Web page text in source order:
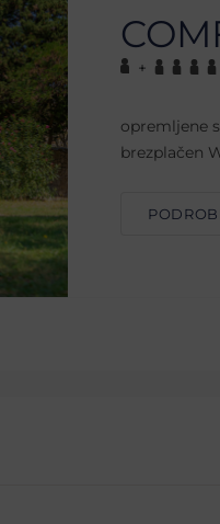
+
opremljene
brezplačen